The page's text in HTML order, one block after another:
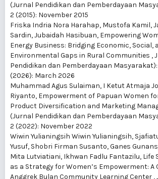
(Jurnal Pendidikan dan Pemberdayaan
2 (2015): November 2015
Friska Indria Nora Harahap, Mustofa Kamil,
Sardin, Jubaidah Hasibuan, Empowering
Energy Business: Bridging Economic, Social,
Environmental Gaps in Rural Communities ,
Pendidikan dan Pemberdayaan Masyarakat):
(2026): March 2026
Muhammad Agus Sulaiman, I Ketut Atmaja
Riyanto, Empowerment of Papuan Women
Product Diversification and Marketing
(Jurnal Pendidikan dan Pemberdayaan
2 (2022): November 2022
Wiwin Yulianingsih Wiwin Yulianingsih,
Yusuf, Shobri Firman Susanto, Ganes
Mita Lutviatiani, Ikhwan Fadlu Fantazilu, Life
as a Strategy for Women’s Empowerment: A
Anggrek Bulan Community Learning Center ,